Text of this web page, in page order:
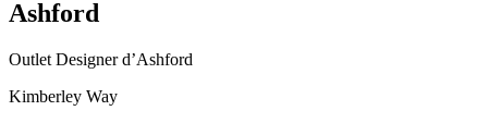
Ashford
Outlet Designer d’Ashford
Kimberley Way